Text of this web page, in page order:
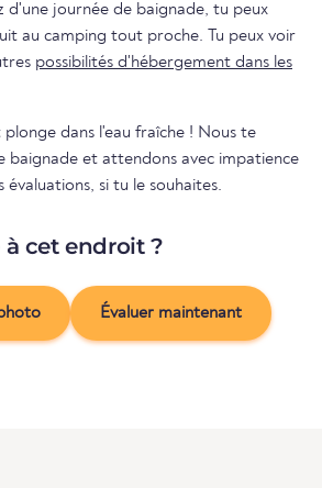
d'une journée de baignade, tu peux
tout proche. Tu peux voir
possibilités d'hébergement dans les
dans l'eau fraîche ! Nous te
baignade et attendons avec impatience
évaluations, si tu le souhaites.
à cet endroit ?
Évaluer maintenant